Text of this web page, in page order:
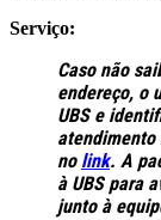
Serviço:
Caso não
endereço, o
UBS e
atendimento
no link. A
à UBS para
junto à